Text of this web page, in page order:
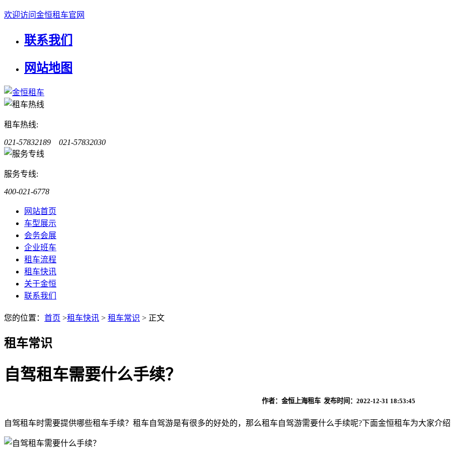
欢迎访问金恒租车官网
联系我们
网站地图
租车热线:
021-57832189 021-57832030
服务专线:
400-021-6778
网站首页
车型展示
会务会展
企业班车
租车流程
租车快讯
关于金恒
联系我们
您的位置： 首页 >租车快讯 > 租车常识 > 正文
租车常识
自驾租车需要什么手续？
作者：金恒上海租车 发布时间：2022-12-31 18:53:45
自驾租车时需要提供哪些租车手续？租车自驾游是有很多的好处的，那么租车自驾游需要什么手续呢?下面金恒租车为大家介